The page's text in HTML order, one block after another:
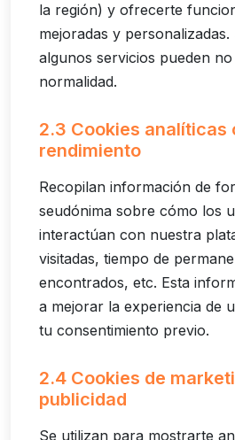
la región) y ofrecerte
mejoradas y
algunos servicios pueden
normalidad.
2.3 Cookies analíticas
rendimiento
Recopilan información de
seudónima sobre cómo los
interactúan con nuestra
visitadas, tiempo de
encontrados, etc. Esta
a mejorar la experiencia de
tu consentimiento previo.
2.4 Cookies de
publicidad
Se utilizan para mostrarte